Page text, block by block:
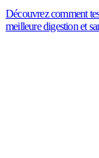
Découvrez comment
meilleure digestion et